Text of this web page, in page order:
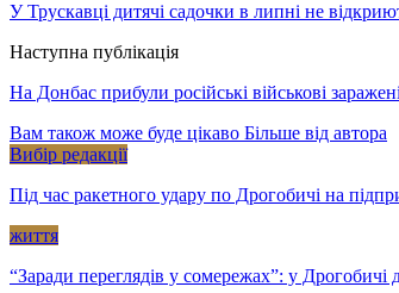
У Трускавці дитячі садочки в липні не
Наступна публікація
На Донбас прибули російські військові
Вам також може буде цікаво Більше від автора
Вибір редакції
Під час ракетного удару по Дрогобичі на
життя
“Заради переглядів у сомережах”: у Дрогобичі